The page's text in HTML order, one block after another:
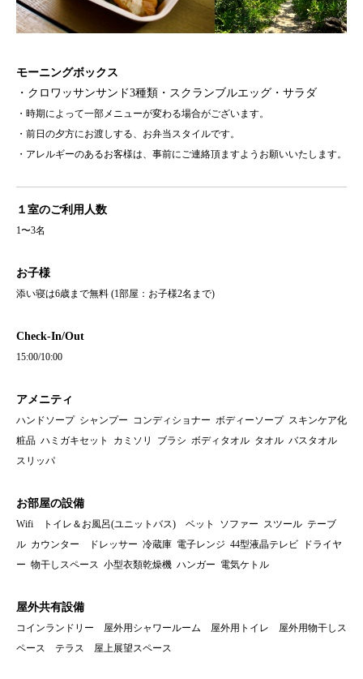
モーニングボックス
・クロワッサンサンド3種類・スクランブルエッグ・サラダ
・時期によって一部メニューが変わる場合がございます。
・前日の夕方にお渡しする、お弁当スタイルです。
・アレルギーのあるお客様は、事前にご連絡頂ますようお願いいたします。
１室のご利用人数
1〜3名
お子様
添い寝は6歳まで無料 (1部屋：お子様2名まで)
Check-In/Out
15:00/10:00
アメニティ
ハンドソープ シャンプー コンディショナー ボディーソープ スキンケア化
粧品 ハミガキセット カミソリ ブラシ ボディタオル タオル バスタオル
スリッパ
お部屋の設備
Wifi トイレ＆お風呂(ユニットバス) ベット ソファー スツール テーブ
ル カウンター ドレッサー 冷蔵庫 電子レンジ 44型液晶テレビ ドライヤ
ー 物干しスペース 小型衣類乾燥機 ハンガー 電気ケトル
屋外共有設備
コインランドリー 屋外用シャワールーム 屋外用トイレ 屋外用物干しス
ペース テラス 屋上展望スペース